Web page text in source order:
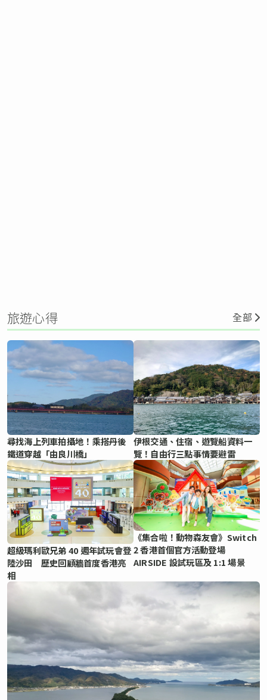
旅遊心得 全部
尋找海上列車拍攝地！乘搭丹後
鐵道穿越「由良川橋」
伊根交通、住宿、遊覽船資料一
覽！自由行三點事情要避雷
超級瑪利歐兄弟 40 週年試玩會登
陸沙田 歷史回顧牆首度香港亮
相
《集合啦！動物森友會》Switch
2 香港首個官方活動登場
AIRSIDE 設試玩區及 1:1 場景